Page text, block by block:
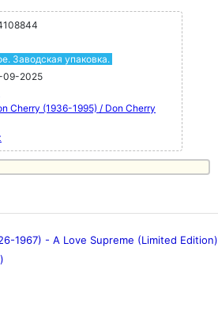
Заводская упаковка.
09-2025
Cherry (1936-1995) / Don Cherry
1967) - A Love Supreme (Limited Edition)